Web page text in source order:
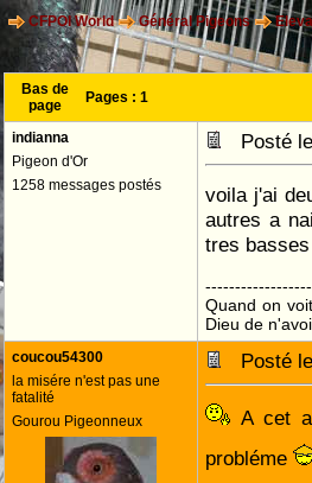
CFPOI World Général Pigeons
Bas de
page
Pages : 1
indianna
Pigeon d'Or
1258 messages postés
Posté
voila j'ai
autres a
tres
Quand on
Dieu de
coucou54300
la misére n'est pas une
fatalité
Gourou Pigeonneux
Posté
A cet
probléme